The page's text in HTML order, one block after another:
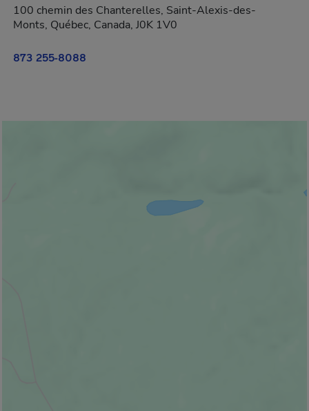
100 chemin des Chanterelles, Saint-Alexis-des-
Monts, Québec, Canada, J0K 1V0
873 255-8088